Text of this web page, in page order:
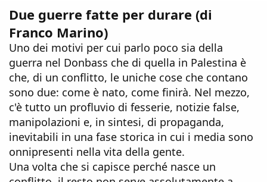
Due guerre fatte per durare (di
Franco Marino)
Uno dei motivi per cui parlo poco sia della
guerra nel Donbass che di quella in Palestina è
che, di un conflitto, le uniche cose che contano
sono due: come è nato, come finirà. Nel mezzo,
c'è tutto un profluvio di fesserie, notizie false,
manipolazioni e, in sintesi, di propaganda,
inevitabili in una fase storica in cui i media sono
onnipresenti nella vita della gente.
Una volta che si capisce perché nasce un